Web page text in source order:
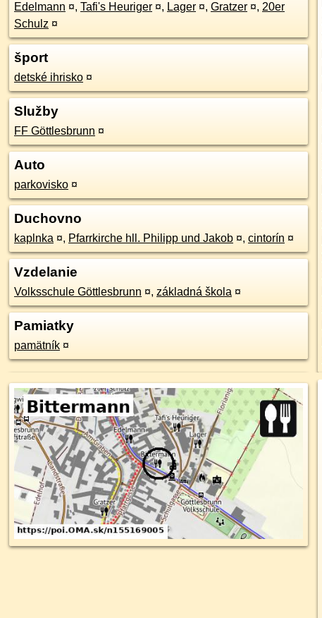
Edelmann ¤, Tafi's Heuriger ¤, Lager ¤, Gratzer ¤, 20er
Schulz ¤
šport
detské ihrisko ¤
Služby
FF Göttlesbrunn ¤
Auto
parkovisko ¤
Duchovno
kaplnka ¤, Pfarrkirche hll. Philipp und Jakob ¤, cintorín ¤
Vzdelanie
Volksschule Göttlesbrunn ¤, základná škola ¤
Pamiatky
pamätník ¤